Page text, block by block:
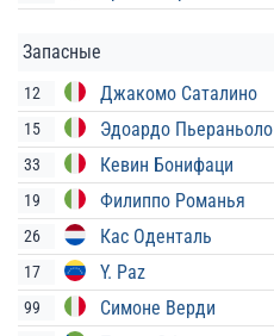
Запасные
12 Джакомо Саталино
15 Эдоардо Пьераньоло
33 Кевин Бонифаци
19 Филиппо Романья
26
Кас Оденталь
17 Y. Paz
99 Симоне Верди